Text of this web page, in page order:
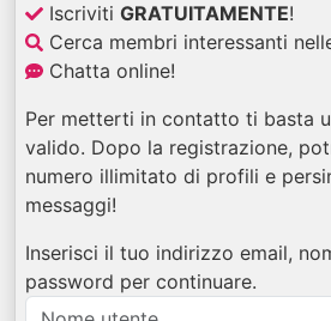
Iscriviti GRATUITAMENTE!
Cerca membri interessanti
Chatta online!
Per metterti in contatto ti basta
valido. Dopo la registrazione,
numero illimitato di profili e
messaggi!
Inserisci il tuo indirizzo email,
password per continuare.